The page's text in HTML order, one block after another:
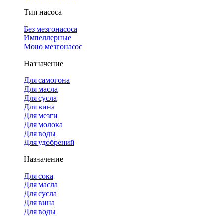
Тип насоса
Без мезгонасоса
Импеллерные
Моно мезгонасос
Назначение
Для самогона
Для масла
Для сусла
Для вина
Для мезги
Для молока
Для воды
Для удобрений
Назначение
Для сока
Для масла
Для сусла
Для вина
Для воды